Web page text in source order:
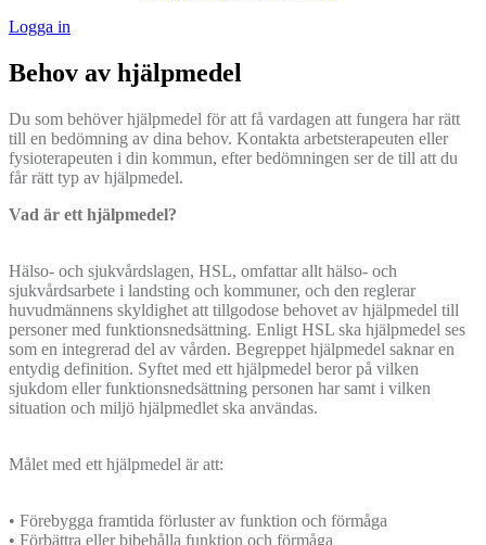
Logga in
Behov av hjälpmedel
Du som behöver hjälpmedel för att få vardagen att fungera har rätt
till en bedömning av dina behov. Kontakta arbetsterapeuten eller
fysioterapeuten i din kommun, efter bedömningen ser de till att du
får rätt typ av hjälpmedel.
Vad är ett hjälpmedel?
Hälso- och sjukvårdslagen, HSL, omfattar allt hälso- och
sjukvårdsarbete i landsting och kommuner, och den reglerar
huvudmännens skyldighet att tillgodose behovet av hjälpmedel till
personer med funktionsnedsättning. Enligt HSL ska hjälpmedel ses
som en integrerad del av vården. Begreppet hjälpmedel saknar en
entydig definition. Syftet med ett hjälpmedel beror på vilken
sjukdom eller funktionsnedsättning personen har samt i vilken
situation och miljö hjälpmedlet ska användas.
Målet med ett hjälpmedel är att:
• Förebygga framtida förluster av funktion och förmåga
• Förbättra eller bibehålla funktion och förmåga